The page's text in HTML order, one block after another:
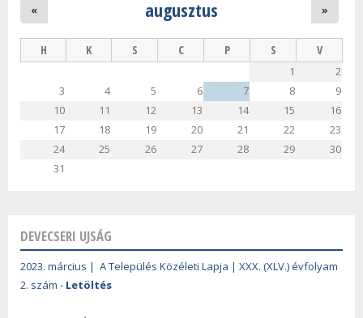
augusztus
« »
H K S C P S V
1
2
3
4 5 6 7 8
9
10
11 12 13 14 15
16
17
18 19 20 21 22
23
24
25 26 27 28 29
30
31
DEVECSERI UJSÁG
2023. március | A Település Közéleti Lapja | XXX. (XLV.) évfolyam
2. szám - Letöltés